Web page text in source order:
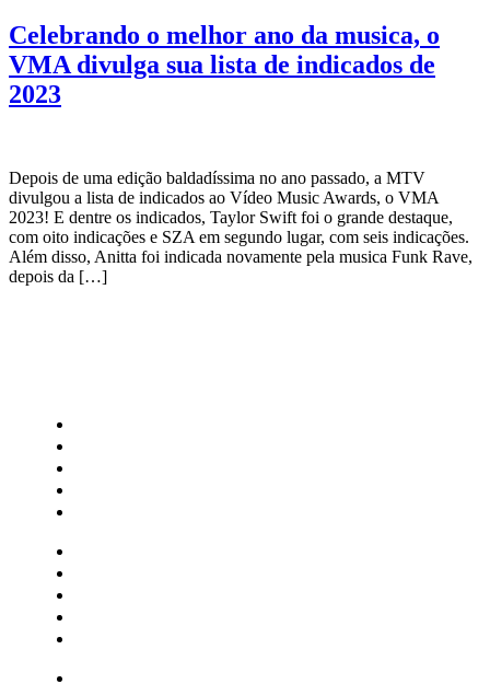
Celebrando o melhor ano da musica, o
VMA divulga sua lista de indicados de
2023
Depois de uma edição baldadíssima no ano passado, a MTV
divulgou a lista de indicados ao Vídeo Music Awards, o VMA
2023! E dentre os indicados, Taylor Swift foi o grande destaque,
com oito indicações e SZA em segundo lugar, com seis indicações.
Além disso, Anitta foi indicada novamente pela musica Funk Rave,
depois da […]